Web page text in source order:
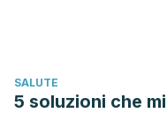
SALUTE
5 soluzioni che